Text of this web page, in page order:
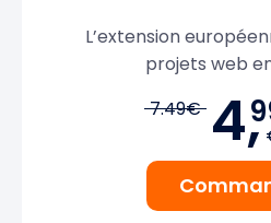
L’extension
projets web
7.49€ 4,